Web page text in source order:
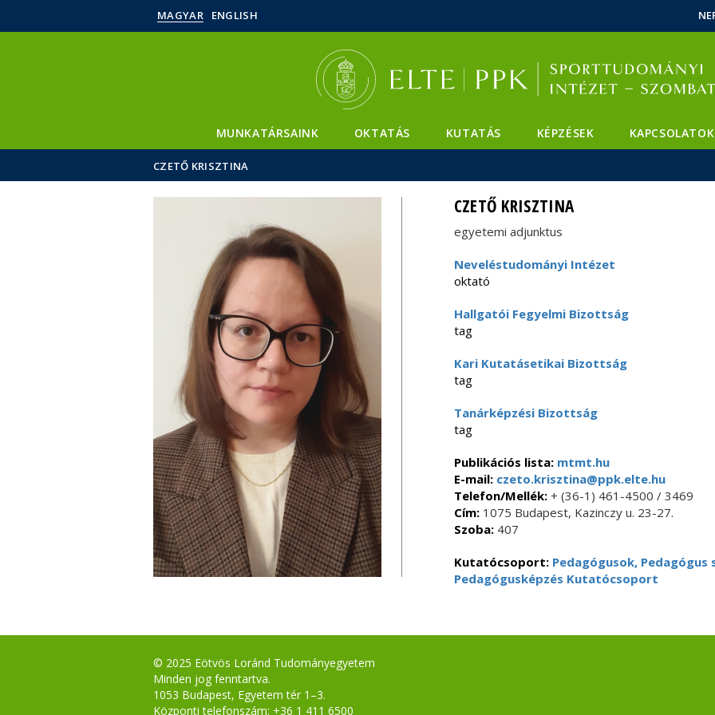
MAGYAR ENGLISH
MUNKATÁRSAINK OKTATÁS KUTATÁS KÉPZÉSEK KAPCSOLATOK
CZETŐ KRISZTINA
CZETŐ KRISZTINA
egyetemi adjunktus
Neveléstudományi Intézet
oktató
Hallgatói Fegyelmi Bizottság
tag
Kari Kutatásetikai Bizottság
tag
Tanárképzési Bizottság
tag
Publikációs lista: mtmt.hu
E-mail:czeto.krisztina@ppk.elte.hu
Telefon/Mellék:+ (36-1) 461-4500 / 3469
Cím:1075 Budapest, Kazinczy u. 23-27.
Szoba:407
Kutatócsoport: Pedagógusok, Pedagógus
Pedagógusképzés Kutatócsoport
© 2025 Eötvös Loránd Tudományegyetem
Minden jog fenntartva.
1053 Budapest, Egyetem tér 1–3.
Központi telefonszám: +36 1 411 6500